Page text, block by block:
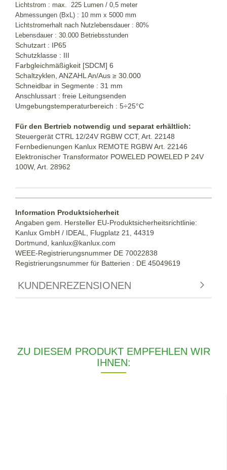
Lichtstrom : max. 225 Lumen / 0,5 meter
Abmessungen (BxL) : 10 mm x 5000 mm
Lichtstromerhalt nach Nutzlebensdauer : 80%
Lebensdauer : 30.000 Betriebsstunden
Schutzart : IP65
Schutzklasse : III
Farbgleichmäßigkeit [SDCM] 6
Schaltzyklen, ANZAHL An/Aus ≥ 30.000
Schneidbar in Segmente : 31 mm
Anschlussart : freie Leitungsenden
Umgebungstemperaturbereich : 5÷25°C
Für den Bertrieb notwendig und separat erhältlich:
Steuergerät CTRL 12/24V RGBW CCT, Art. 22148
Fernbedienungen Kanlux REMOTE RGBW Art. 22146
Elektronischer Transformator POWELED POWELED P 24V
100W, Art. 28962
Information Produktsicherheit
Angaben gem. Hersteller EU-Produktsicherheitsrichtlinie:
Kanlux GmbH / IDEAL, Flugplatz 21, 44319
Dortmund, kanlux@kanlux.com
WEEE-Registrierungsnummer DE 70022838
Registrierungsnummer für Batterien : DE 45049619
KUNDENREZENSIONEN
ZU DIESEM PRODUKT EMPFEHLEN WIR
IHNEN: